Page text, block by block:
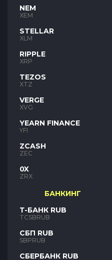
NEM
XEM
STELLAR
XLM
RIPPLE
XRP
TEZOS
XTZ
VERGE
XVG
YEARN FINANCE
YFI
ZCASH
ZEC
0X
ZRX
БАНКИНГ
Т-БАНК RUB
TCSBRUB
СБП RUB
SBPRUB
СБЕРБАНК RUB